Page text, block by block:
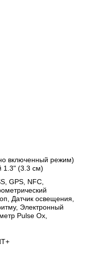
включенный режим)
1.3" (3.3 см)
GPS NFC
Датчик освещения
, Электронный
Pulse Ox